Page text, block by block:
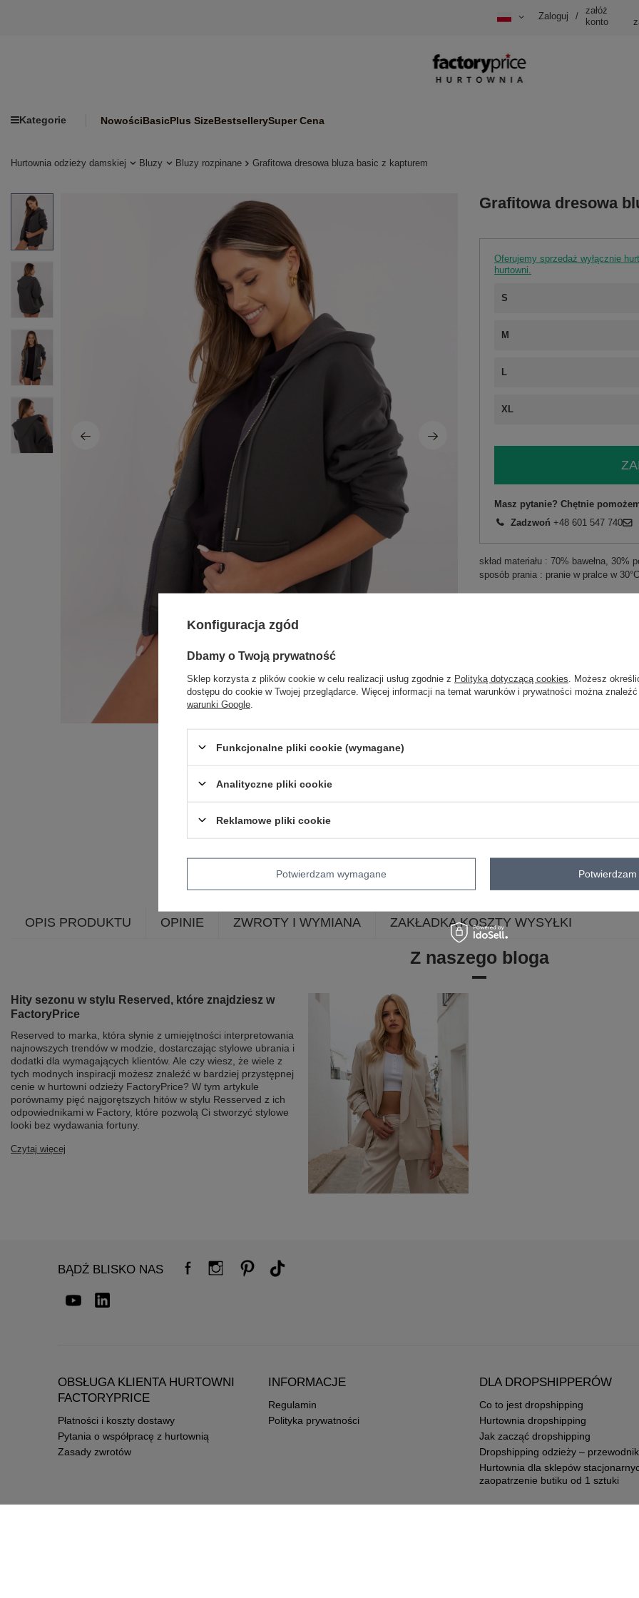
Zaloguj /
załóż
konto
Kategorie NowościBasicPlus SizeBestsellerySuper Cena
Hurtownia odzieży damskiej Bluzy Bluzy rozpinane Grafitowa dresowa bluza basic z kapturem
Grafitowa dresowa
Oferujemy sprzedaż wyłącznie
hurtowni.
S
M
L
XL
Masz pytanie? Chętnie
Zadzwoń +48 601 547 740
skład materiału : 70% bawełna, 30%
sposób prania : pranie w pralce w 30°C
wzór
dominujący
gładki
pranie w pralce w
OPIS PRODUKTU OPINIE ZWROTY I WYMIANA ZAKŁADKA KOSZTY WYSYŁKI
Z naszego bloga
Hity sezonu w stylu Reserved, które znajdziesz w
FactoryPrice
Reserved to marka, która słynie z umiejętności interpretowania
najnowszych trendów w modzie, dostarczając stylowe ubrania i
dodatki dla wymagających klientów. Ale czy wiesz, że wiele z
tych modnych inspiracji możesz znaleźć w bardziej przystępnej
cenie w hurtowni odzieży FactoryPrice? W tym artykule
porównamy pięć najgorętszych hitów w stylu Resserved z ich
odpowiednikami w Factory, które pozwolą Ci stworzyć stylowe
looki bez wydawania fortuny.
Czytaj więcej
BĄDŹ BLISKO NAS
OBSŁUGA KLIENTA HURTOWNI
FACTORYPRICE
Płatności i koszty dostawy
Pytania o współpracę z hurtownią
Zasady zwrotów
INFORMACJE
Regulamin
Polityka prywatności
DLA DROPSHIPPERÓW
Co to jest dropshipping
Hurtownia dropshipping
Jak zacząć dropshipping
Dropshipping odzieży – przewodnik
Hurtownia dla sklepów
zaopatrzenie butiku od 1 sztuki
Konfiguracja zgód
Dbamy o Twoją prywatność
Sklep korzysta z plików cookie w celu realizacji usług zgodnie z Polityką dotyczącą cookies . Możesz
dostępu do cookie w Twojej przeglądarce. Więcej informacji na temat warunków i prywatności można
warunki Google
Funkcjonalne pliki cookie (wymagane)
Analityczne pliki cookie
Reklamowe pliki cookie
Potwierdzam wymagane